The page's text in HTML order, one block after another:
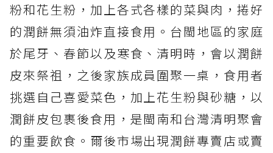
粉和花生粉，加上各式各樣的菜與肉，捲好
的潤餅無須油炸直接食用。台閩地區的家庭
於尾牙、春節以及寒食、清明時，會以潤餅
皮來祭祖，之後家族成員圍聚一桌，食用者
挑選自己喜愛菜色，加上花生粉與砂糖，以
潤餅皮包裹後食用，是閩南和台灣清明聚會
的重要飲食。爾後市場出現潤餅專賣店或賣